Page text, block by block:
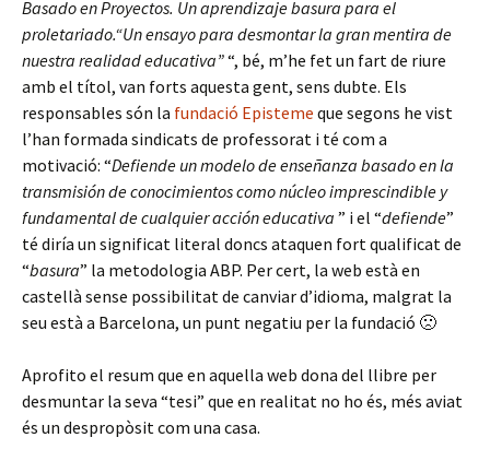
Basado en Proyectos. Un aprendizaje basura para el
proletariado.“Un ensayo para desmontar la gran mentira de
nuestra realidad educativa”“, bé, m’he fet un fart de riure
amb el títol, van forts aquesta gent, sens dubte. Els
responsables són la fundació Episteme que segons he vist
l’han formada sindicats de professorat i té com a
motivació: “Defiende un modelo de enseñanza basado en la
transmisión de conocimientos como núcleo imprescindible y
fundamental de cualquier acción educativa ” i el “defiende”
té diría un significat literal doncs ataquen fort qualificat de
“basura” la metodologia ABP. Per cert, la web està en
castellà sense possibilitat de canviar d’idioma, malgrat la
seu està a Barcelona, un punt negatiu per la fundació 🙁
Aprofito el resum que en aquella web dona del llibre per
desmuntar la seva “tesi” que en realitat no ho és, més aviat
és un despropòsit com una casa.